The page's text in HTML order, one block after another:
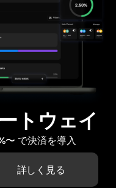
トウェイ
〜 で決済を導入
詳しく見る